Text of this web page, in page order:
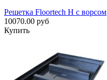
Решетка Floortech H с ворсом
10070.00 руб
Купить